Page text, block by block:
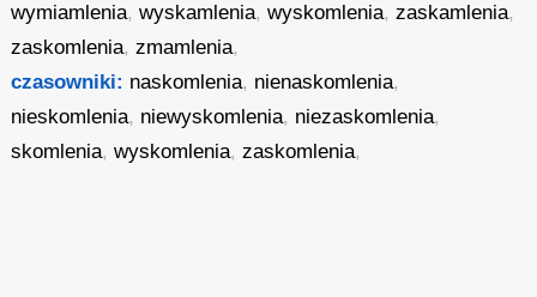
wymiamlenia,wyskamlenia,wyskomlenia,zaskamlenia,
zaskomlenia,zmamlenia,
czasowniki: naskomlenia, nienaskomlenia,
nieskomlenia, niewyskomlenia, niezaskomlenia,
skomlenia,wyskomlenia,zaskomlenia,